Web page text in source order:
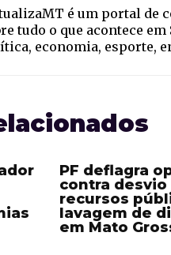
é um portal de
tudo o que acontece
economia, esporte,
PF deflagra
contra desvio
recursos
lavagem de
em Mato